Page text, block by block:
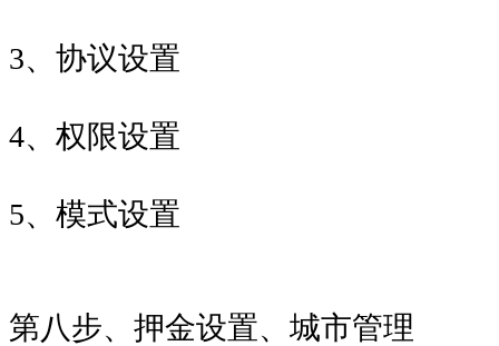
3、协议设置
4、权限设置
5、模式设置
第八步、押金设置、城市管理